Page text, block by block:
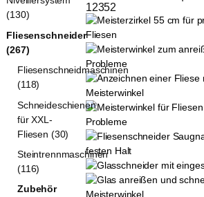
12352
(130)
Fliesenschneider
(267)
Fliesenschneidmaschinen
(118)
Schneideschienen
für XXL-
Fliesen (30)
Steintrennmaschinen
(116)
Zubehör